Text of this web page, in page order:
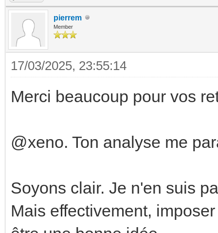
pierrem
Member
17/03/2025, 23:55:14
Merci beaucoup pour vos
@xeno. Ton analyse me
Soyons clair. Je n'en suis
Mais effectivement,